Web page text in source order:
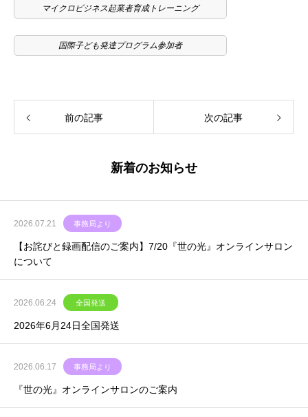
マイクロビジネス起業者育成トレーニング
国際子ども発達プログラム参加者
前の記事 次の記事
新着のお知らせ
2026.07.21 事務局より
【お詫びと録画配信のご案内】7/20『世の光』オンラインサロン
について
2026.06.24 全国発送
2026年6月24日全国発送
2026.06.17 事務局より
『世の光』オンラインサロンのご案内